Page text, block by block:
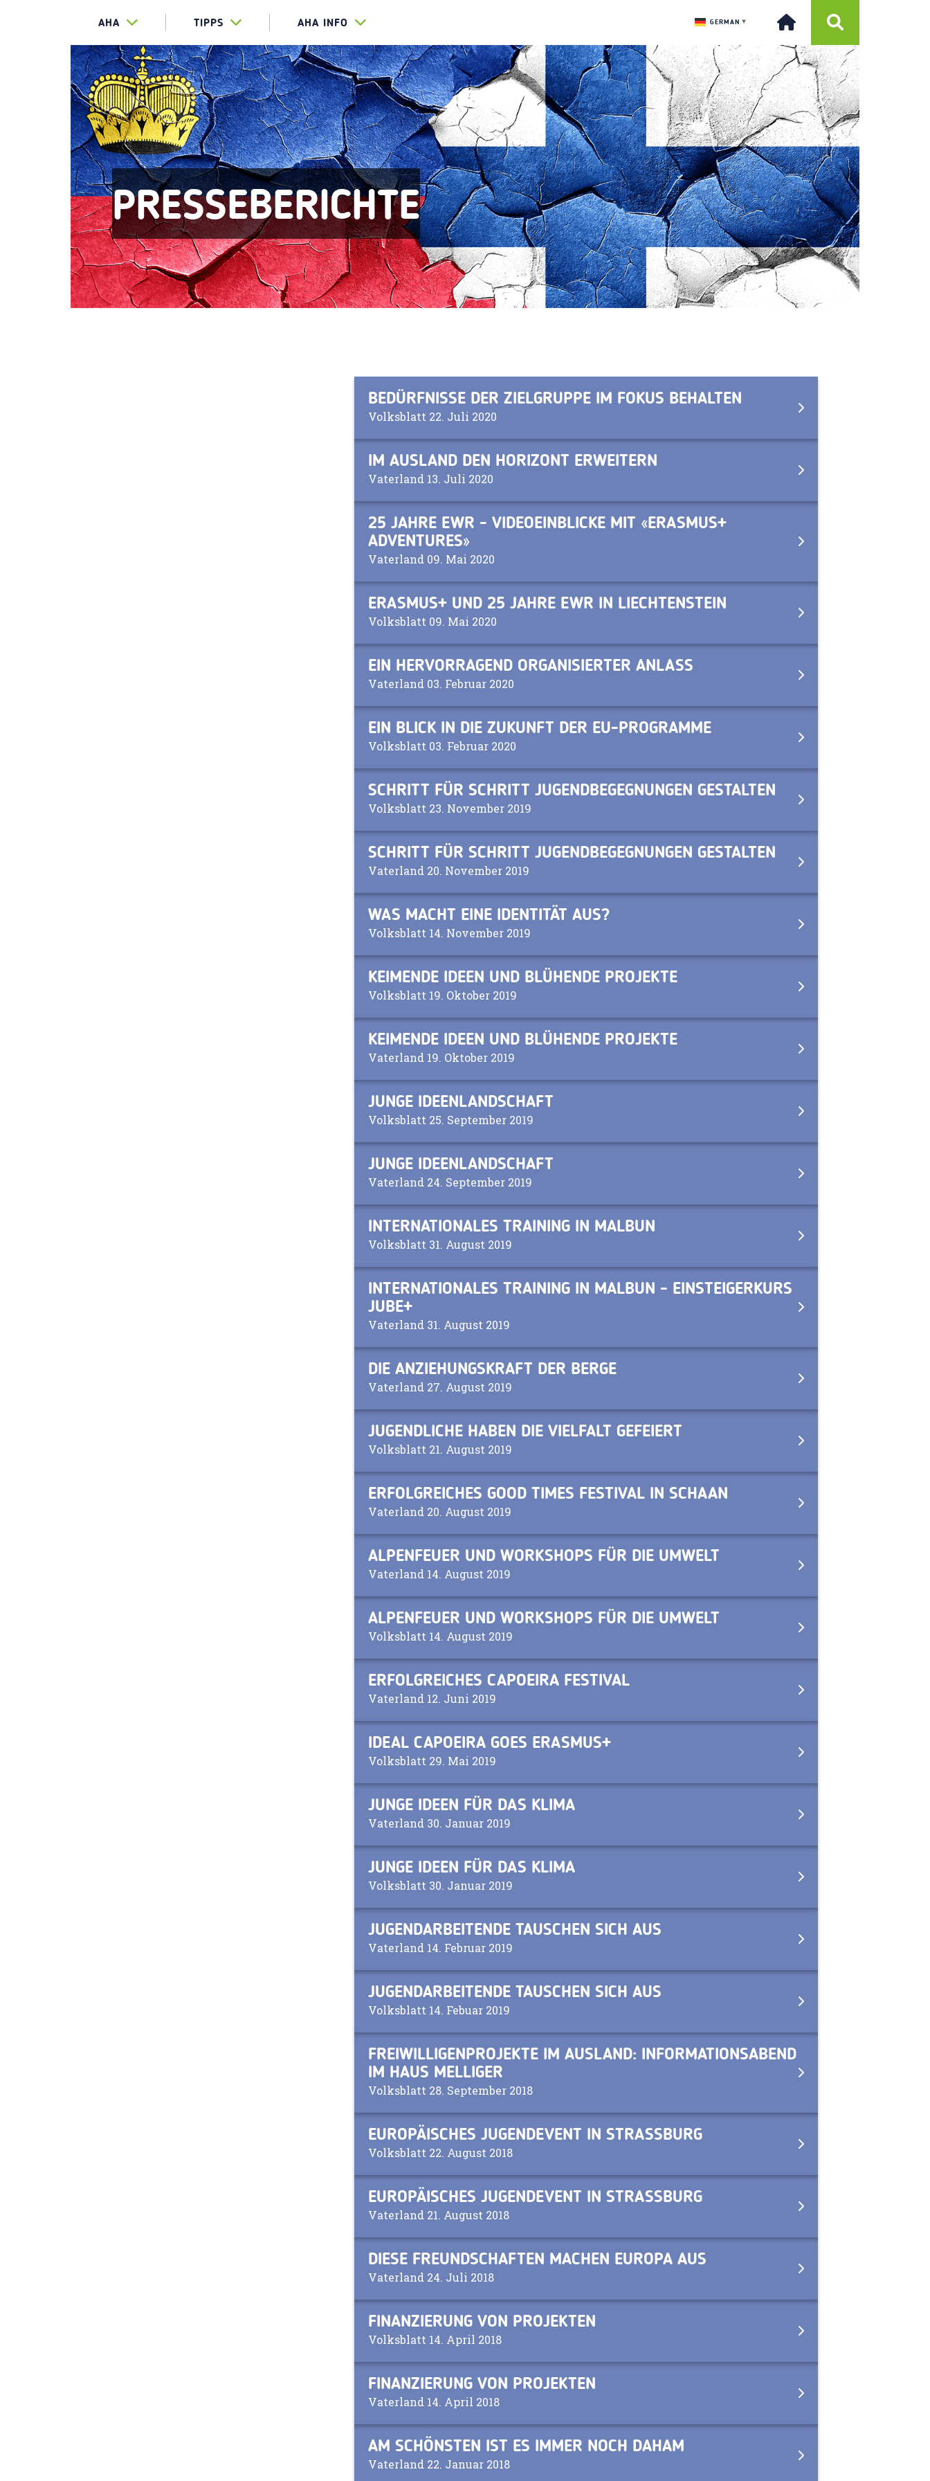
AHA TIPPS AHA INFO GERMAN ▼
PRESSEBERICHTE
BEDÜRFNISSE DER ZIELGRUPPE IM FOKUS BEHALTEN
Volksblatt 22. Juli 2020
IM AUSLAND DEN HORIZONT ERWEITERN
Vaterland 13. Juli 2020
25 JAHRE EWR - VIDEOEINBLICKE MIT «ERASMUS+
ADVENTURES»
Vaterland 09. Mai 2020
ERASMUS+ UND 25 JAHRE EWR IN LIECHTENSTEIN
Volksblatt 09. Mai 2020
EIN HERVORRAGEND ORGANISIERTER ANLASS
Vaterland 03. Februar 2020
EIN BLICK IN DIE ZUKUNFT DER EU-PROGRAMME
Volksblatt 03. Februar 2020
SCHRITT FÜR SCHRITT JUGENDBEGEGNUNGEN GESTALTEN
Volksblatt 23. November 2019
SCHRITT FÜR SCHRITT JUGENDBEGEGNUNGEN GESTALTEN
Vaterland 20. November 2019
WAS MACHT EINE IDENTITÄT AUS?
Volksblatt 14. November 2019
KEIMENDE IDEEN UND BLÜHENDE PROJEKTE
Volksblatt 19. Oktober 2019
KEIMENDE IDEEN UND BLÜHENDE PROJEKTE
Vaterland 19. Oktober 2019
JUNGE IDEENLANDSCHAFT
Volksblatt 25. September 2019
JUNGE IDEENLANDSCHAFT
Vaterland 24. September 2019
INTERNATIONALES TRAINING IN MALBUN
Volksblatt 31. August 2019
INTERNATIONALES TRAINING IN MALBUN - EINSTEIGERKURS
JUBE+
Vaterland 31. August 2019
DIE ANZIEHUNGSKRAFT DER BERGE
Vaterland 27. August 2019
JUGENDLICHE HABEN DIE VIELFALT GEFEIERT
Volksblatt 21. August 2019
ERFOLGREICHES GOOD TIMES FESTIVAL IN SCHAAN
Vaterland 20. August 2019
ALPENFEUER UND WORKSHOPS FÜR DIE UMWELT
Vaterland 14. August 2019
ALPENFEUER UND WORKSHOPS FÜR DIE UMWELT
Volksblatt 14. August 2019
ERFOLGREICHES CAPOEIRA FESTIVAL
Vaterland 12. Juni 2019
IDEAL CAPOEIRA GOES ERASMUS+
Volksblatt 29. Mai 2019
JUNGE IDEEN FÜR DAS KLIMA
Vaterland 30. Januar 2019
JUNGE IDEEN FÜR DAS KLIMA
Volksblatt 30. Januar 2019
JUGENDARBEITENDE TAUSCHEN SICH AUS
Vaterland 14. Februar 2019
JUGENDARBEITENDE TAUSCHEN SICH AUS
Volksblatt 14. Febuar 2019
FREIWILLIGENPROJEKTE IM AUSLAND: INFORMATIONSABEND
IM HAUS MELLIGER
Volksblatt 28. September 2018
EUROPÄISCHES JUGENDEVENT IN STRASSBURG
Volksblatt 22. August 2018
EUROPÄISCHES JUGENDEVENT IN STRASSBURG
Vaterland 21. August 2018
DIESE FREUNDSCHAFTEN MACHEN EUROPA AUS
Vaterland 24. Juli 2018
FINANZIERUNG VON PROJEKTEN
Volksblatt 14. April 2018
FINANZIERUNG VON PROJEKTEN
Vaterland 14. April 2018
AM SCHÖNSTEN IST ES IMMER NOCH DAHAM
Vaterland 22. Januar 2018